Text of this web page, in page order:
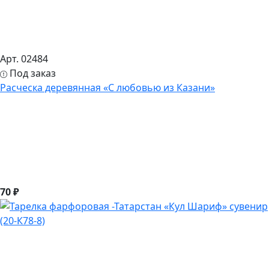
Арт. 02484
Под заказ
Расческа деревянная «С любовью из Казани»
70 ₽